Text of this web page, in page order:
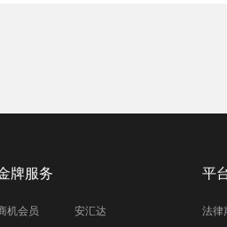
牌服务
机会员 安汇达
平
法律